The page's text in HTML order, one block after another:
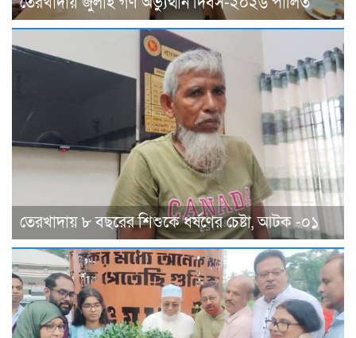
তেরখাদায় ৮ বছরের শিশুকে ধর্ষণের চেষ্টা, আটক -০১